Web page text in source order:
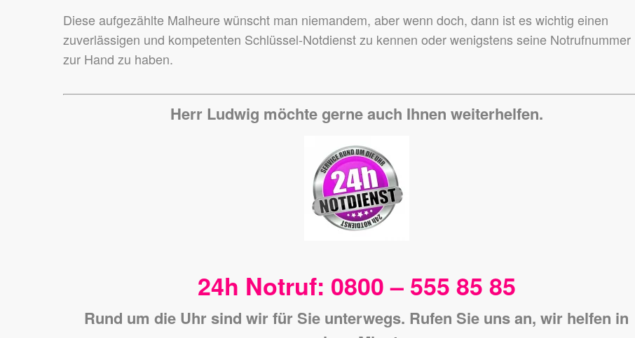
Diese aufgezählte Malheure wünscht man niemandem, aber wenn doch, dann ist es wichtig einen
zuverlässigen und kompetenten Schlüssel-Notdienst zu kennen oder wenigstens seine Notrufnummer
zur Hand zu haben.
Herr Ludwig möchte gerne auch Ihnen weiterhelfen.
24h Notruf: 0800 – 555 85 85
Rund um die Uhr sind wir für Sie unterwegs. Rufen Sie uns an, wir helfen in